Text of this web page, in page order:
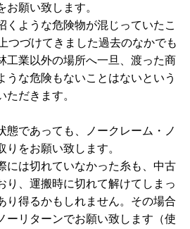
お願い致します。
くような危険物が混じっていたこ
つづけてきました過去のなかでも
工業以外の場所へ一旦、渡った商
うな危険もないことはないという
ただきます。
態であっても、ノークレーム・ノ
をお願い致します。
には切れていなかった糸も、中古
り、運搬時に切れて解けてしまっ
り得るかもしれません。その場合
ーリターンでお願い致します（使